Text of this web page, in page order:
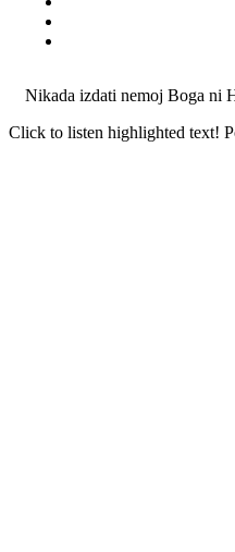
Nikada izdati nemoj Boga ni
Click to listen highlighted text!